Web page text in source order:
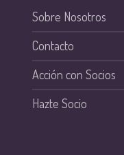
Sobre Nosotros
Contacto
Acción con Socios
Hazte Socio